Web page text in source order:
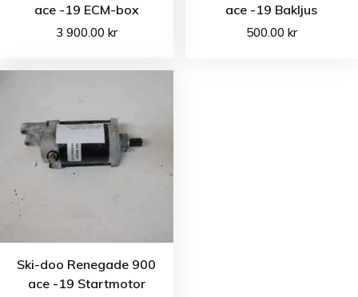
ace -19 ECM-box
3 900.00 kr
ace -19 Bakljus
500.00 kr
Ski-doo Renegade 900
ace -19 Startmotor